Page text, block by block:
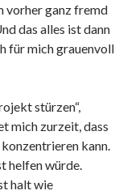
vorher ganz fremd
das alles ist dann
für mich grauenvoll
stürzen“,
mich zurzeit, dass
kann.
helfen würde.
halt wie